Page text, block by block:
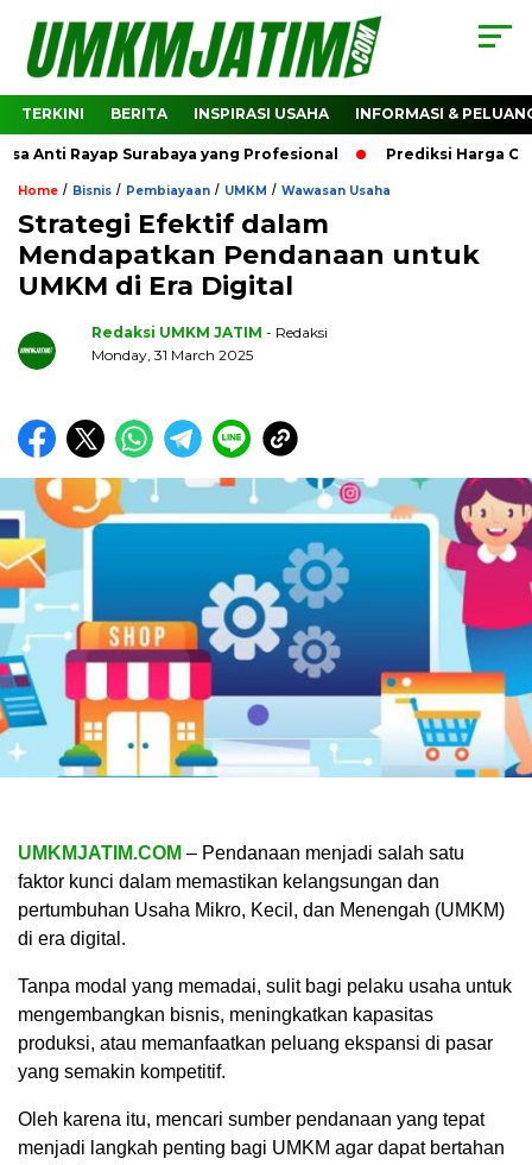
TERKINI BERITA INSPIRASI USAHA INFORMASI &
Anti Rayap Surabaya yang Profesional Prediksi Harga
Home / Bisnis / Pembiayaan / UMKM / Wawasan Usaha
Strategi Efektif dalam
Mendapatkan Pendanaan untuk
UMKM di Era Digital
Redaksi UMKM JATIM - Redaksi
Monday, 31 March 2025
UMKMJATIM.COM – Pendanaan menjadi salah satu
faktor kunci dalam memastikan kelangsungan dan
pertumbuhan Usaha Mikro, Kecil, dan Menengah (UMKM)
di era digital.
Tanpa modal yang memadai, sulit bagi pelaku usaha untuk
mengembangkan bisnis, meningkatkan kapasitas
produksi, atau memanfaatkan peluang ekspansi di pasar
yang semakin kompetitif.
Oleh karena itu, mencari sumber pendanaan yang tepat
menjadi langkah penting bagi UMKM agar dapat bertahan